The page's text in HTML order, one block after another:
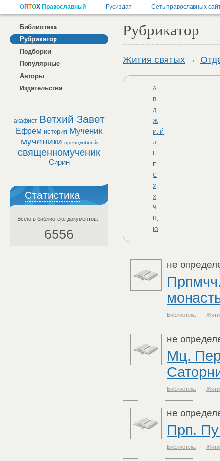
Библиотека
Рубрикатор
Подборки
Популярные
Авторы
Издательства
акафист Ветхий Завет
Ефрем история Мученик
мученики преподобный
священномученик
Сирин
Статистика
Всего в библиотеке документов:
6556
Рубрикатор
Жития святых
А
В
Д
Ж
И, Й
Л
Н
П
С
У
Х
Ч
Щ
Ю
не
Библиотека
не
Мц.
Библиотека
не
Прп.
Библиотека